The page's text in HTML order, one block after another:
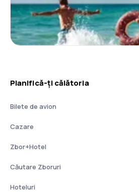
Planifică-ți călătoria
Bilete de avion
Cazare
Zbor+Hotel
Căutare Zboruri
Hoteluri